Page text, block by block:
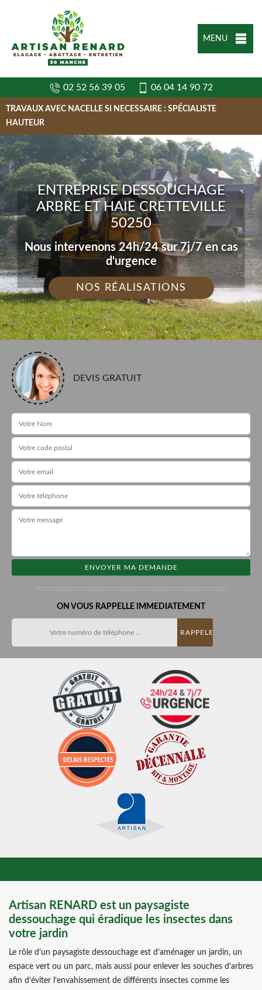
MENU
02 52 56 39 05 06 04 14 90 72
TRAVAUX AVEC NACELLE SI NECESSAIRE : SPÉCIALISTE
HAUTEUR
ENTREPRISE DESSOUCHAGE
ARBRE ET HAIE CRETTEVILLE
50250
Nous intervenons 24h/24 sur 7j/7 en cas
d'urgence
NOS RÉALISATIONS
DEVIS GRATUIT
ON VOUS RAPPELLE IMMEDIATEMENT
Artisan RENARD est un paysagiste
dessouchage qui éradique les insectes dans
votre jardin
Le rôle d’un paysagiste dessouchage est d’aménager un jardin, un
espace vert ou un parc, mais aussi pour enlever les souches d’arbres
afin d’éviter l’envahissement de différents insectes comme les